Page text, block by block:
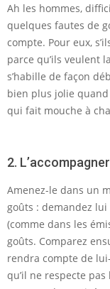
Ah les hommes,
quelques fautes de
compte. Pour eux,
parce qu’ils veulent
s’habille de façon
bien plus jolie
qui fait mouche à
2.
Amenez-le dans un
goûts : demandez
(comme dans les
goûts. Comparez
rendra compte de
qu’il ne respecte